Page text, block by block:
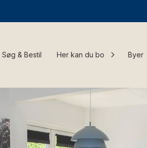
Søg & Bestil Her kan du bo Byer